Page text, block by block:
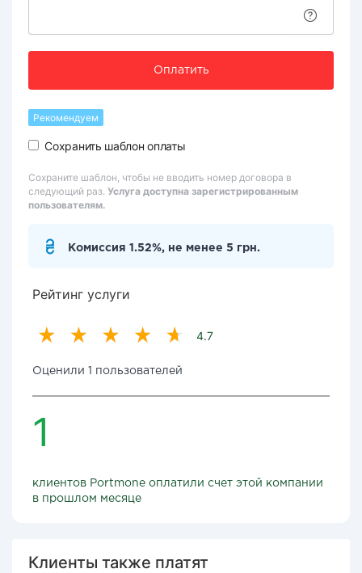
Оплатить
Рекомендуем
Сохранить шаблон оплаты
Сохраните шаблон, чтобы не вводить номер договора в
следующий раз. Услуга доступна зарегистрированным
пользователям.
Комиссия 1.52%, не менее 5 грн.
Рейтинг услуги
4.7
Оценили 1 пользователей
1
клиентов Portmone оплатили счет этой компании
в прошлом месяце
Клиенты также платят